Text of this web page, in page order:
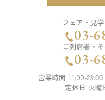
フェア・見
03-
ご列席者・
03-
営業時間 11:00-
定休日 火曜